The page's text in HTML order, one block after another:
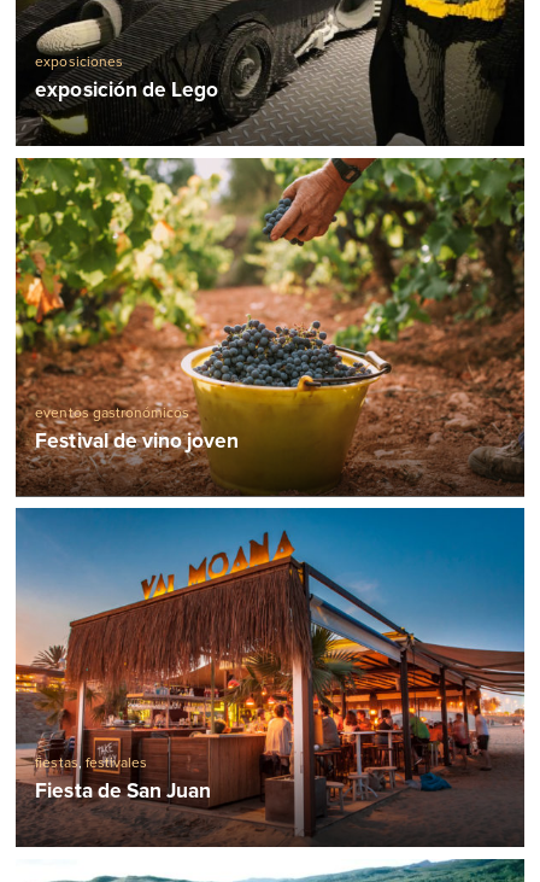
exposiciones
exposición de Lego
eventos gastronómicos
Festival de vino joven
fiestas, festivales
Fiesta de San Juan